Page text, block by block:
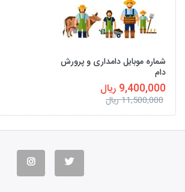
شماره موبایل دامداری و پرورش
دام
9,400,000 ریال
11,500,000 ریال